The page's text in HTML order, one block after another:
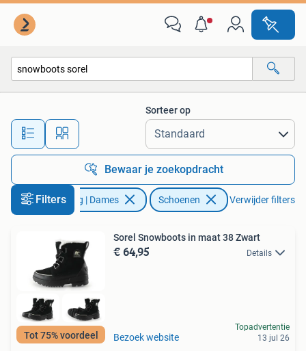
Alle afstanden…
Sorteer op
Bewaar je zoekopdracht
FiltersKleding | Dames Schoenen Verwijder filters
Tot 75% voordeel
Sorel Snowboots in maat 38 Zwart
€ 64,95 Details
Bezoek website
Topadvertentie
13 jul 26